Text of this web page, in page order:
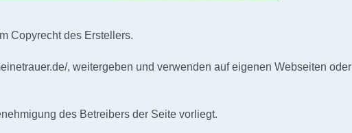
Copyrecht des Erstellers.
, weitergeben und verwenden auf eigenen Webseiten oder
des Betreibers der Seite vorliegt.